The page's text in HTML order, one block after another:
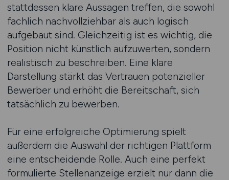
stattdessen klare Aussagen treffen, die sowohl
fachlich nachvollziehbar als auch logisch
aufgebaut sind. Gleichzeitig ist es wichtig, die
Position nicht künstlich aufzuwerten, sondern
realistisch zu beschreiben. Eine klare
Darstellung stärkt das Vertrauen potenzieller
Bewerber und erhöht die Bereitschaft, sich
tatsächlich zu bewerben.
Für eine erfolgreiche Optimierung spielt
außerdem die Auswahl der richtigen Plattform
eine entscheidende Rolle. Auch eine perfekt
formulierte Stellenanzeige erzielt nur dann die